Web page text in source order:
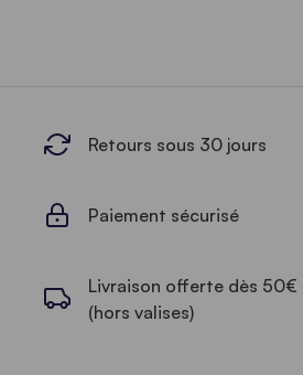
Retours sous 30 jours
Paiement sécurisé
Livraison offerte dès 50€
(hors valises)